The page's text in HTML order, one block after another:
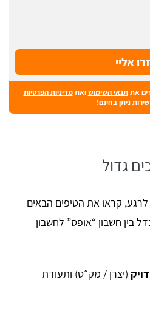
אתתנאי השימושואתמדיניות הפרטיות
ניתן בחינם!
גדול
קראו את הטיפים הבאים
בין חשבון “אופס” לחשבון
(יצרן / מק״ט) ותעודת